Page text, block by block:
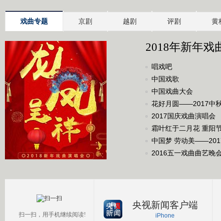
戏曲专题 京剧 越剧 评剧 黄
2018年新年戏
唱戏吧
中国戏歌
中国戏曲大会
花好月圆——2017中
2017国庆戏曲演唱会
霜叶红于二月花 重阳
中国梦 劳动美
2016五一戏曲曲艺晚
扫一扫，用手机继续阅读!
央视新闻客户端
iPhone